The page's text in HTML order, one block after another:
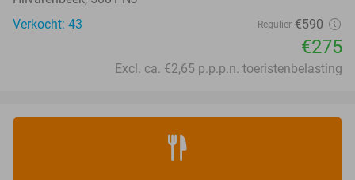
Verkocht: 43
Regulier €590
€275
Excl. ca. €2,65 p.p.p.n. toeristenbelasting